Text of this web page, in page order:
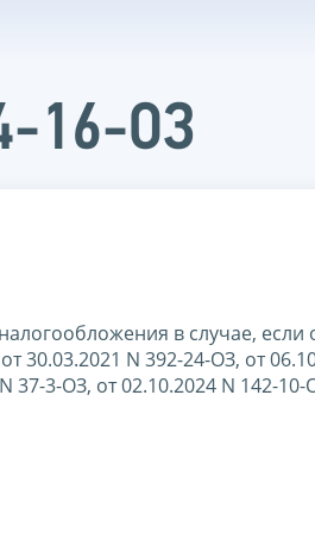
16-ОЗ
в случае, если
30.03.2021 N 392-24-ОЗ, от
37-3-ОЗ, от 02.10.2024 N 142-10-